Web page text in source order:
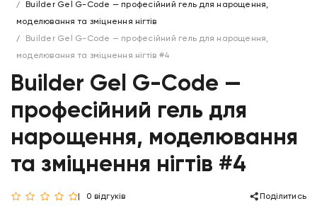
Builder Gel G-Code — професійний гель для нарощення,
моделювання та зміцнення нігтів
Builder Gel G-Code — професійний гель для нарощення,
моделювання та зміцнення нігтів #4
Builder Gel G-Code —
професійний гель для
нарощення, моделювання
та зміцнення нігтів #4
0 відгуків Поділитись